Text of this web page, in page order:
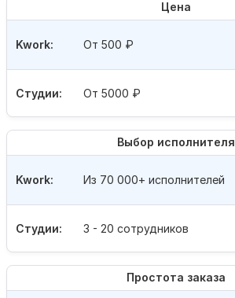
Цена
Студии: От 5000 ₽
Kwork: От 500 ₽
Выбор исполнителя
Студии: 3 - 20 сотрудников
Kwork: Из 70 000+ исполнителей
Простота заказа